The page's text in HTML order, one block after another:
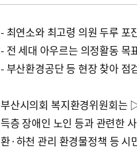
- 최연소와 최고령 의원 두루 포
- 전 세대 아우르는 의정활동 목
- 부산환경공단 등 현장 찾아 점
부산시의회 복지환경위원회는
득층 장애인 노인 등과 관련한
환·하천 관리 환경물정책 등 시